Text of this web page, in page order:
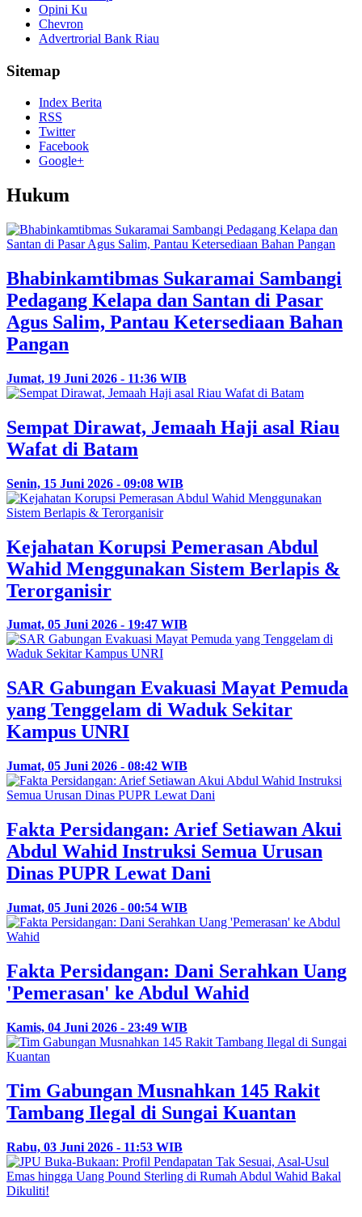
Opini Ku
Chevron
Advertrorial Bank Riau
Sitemap
Index Berita
RSS
Twitter
Facebook
Google+
Hukum
Bhabinkamtibmas Sukaramai Sambangi
Pedagang Kelapa dan Santan di Pasar
Agus Salim, Pantau Ketersediaan Bahan
Pangan
Jumat, 19 Juni 2026 - 11:36 WIB
Sempat Dirawat, Jemaah Haji asal Riau
Wafat di Batam
Senin, 15 Juni 2026 - 09:08 WIB
Kejahatan Korupsi Pemerasan Abdul
Wahid Menggunakan Sistem Berlapis &
Terorganisir
Jumat, 05 Juni 2026 - 19:47 WIB
SAR Gabungan Evakuasi Mayat Pemuda
yang Tenggelam di Waduk Sekitar
Kampus UNRI
Jumat, 05 Juni 2026 - 08:42 WIB
Fakta Persidangan: Arief Setiawan Akui
Abdul Wahid Instruksi Semua Urusan
Dinas PUPR Lewat Dani
Jumat, 05 Juni 2026 - 00:54 WIB
Fakta Persidangan: Dani Serahkan Uang
'Pemerasan' ke Abdul Wahid
Kamis, 04 Juni 2026 - 23:49 WIB
Tim Gabungan Musnahkan 145 Rakit
Tambang Ilegal di Sungai Kuantan
Rabu, 03 Juni 2026 - 11:53 WIB